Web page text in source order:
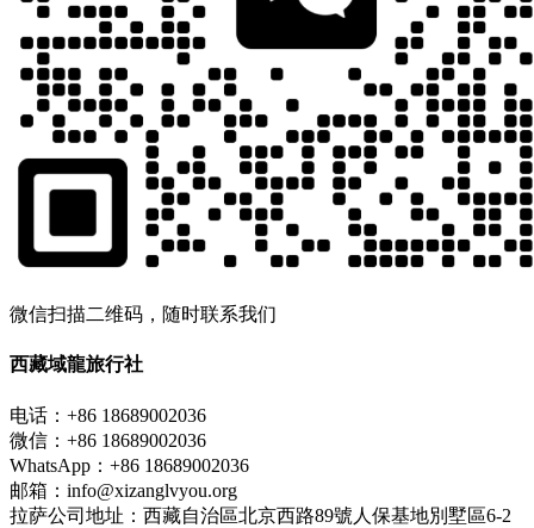
微信扫描二维码，随时联系我们
西藏域龍旅行社
电话：+86 18689002036
微信：+86 18689002036
WhatsApp：+86 18689002036
邮箱：info@xizanglvyou.org
拉萨公司地址：西藏自治區北京西路89號人保基地別墅區6-2